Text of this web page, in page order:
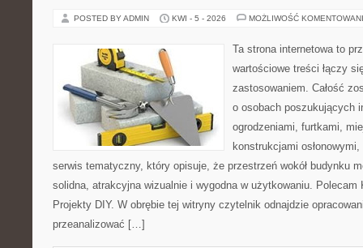
POSTED BY ADMIN KWI - 5 - 2026 MOŻLIWOŚĆ
Ta strona internetowa to
wartościowe treści łączy
zastosowaniem. Całość
o osobach poszukujących
ogrodzeniami, furtkami,
konstrukcjami
serwis tematyczny, który opisuje, że przestrzeń wokół budynku
solidna, atrakcyjna wizualnie i wygodna w użytkowaniu. Polecam
Projekty DIY. W obrębie tej witryny czytelnik odnajdzie
przeanalizować […]